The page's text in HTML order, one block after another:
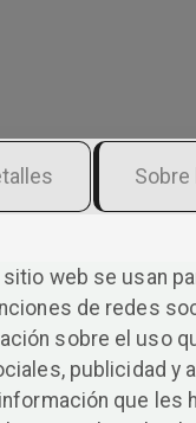
web se usan
de redes
sobre el uso
publicidad y
que les